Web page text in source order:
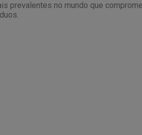
prevalentes no mundo que